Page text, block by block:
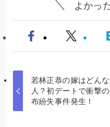
よかっ
若林正恭の嫁はどんな
人？初デートで衝撃
布紛失事件発生！